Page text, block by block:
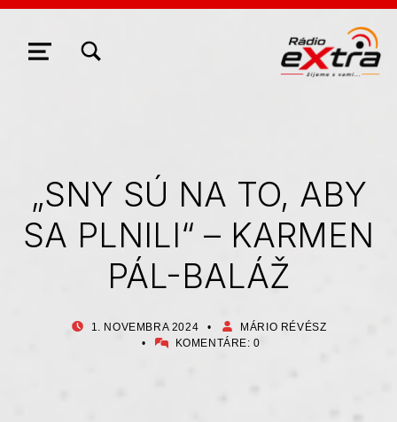
NAVIGÁCIA
„SNY SÚ NA TO, ABY
SA PLNILI“ – KARMEN
PÁL-BALÁŽ
1. NOVEMBRA 2024
AUTOR:
MÁRIO RÉVÉSZ
KOMENTÁRE: 0